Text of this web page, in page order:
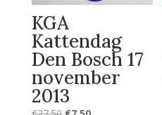
KGA
Kattendag
Den Bosch 17
november
2013